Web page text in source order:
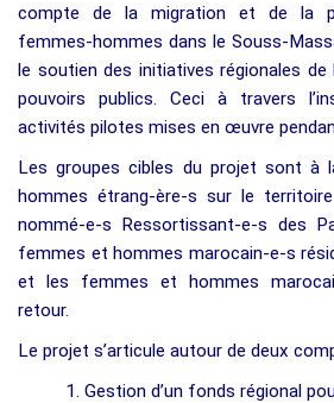
compte de la migration et de la
femmes-hommes dans le Souss-
le soutien des initiatives régionales
pouvoirs publics. Ceci à travers
activités pilotes mises en œuvre
Les groupes cibles du projet sont
hommes étrang-ère-s sur le
nommé-e-s Ressortissant-e-s des
femmes et hommes marocain-e-s
et les femmes et hommes
retour.
Le projet s’articule autour de deux
1. Gestion d’un fonds régional